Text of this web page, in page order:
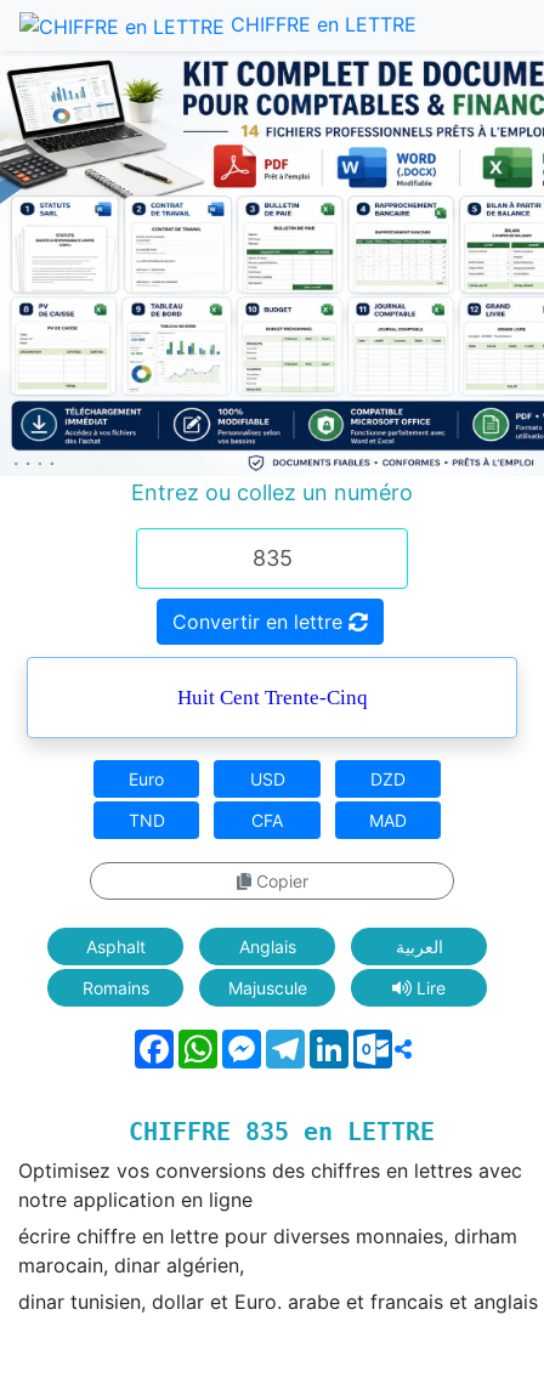
CHIFFRE en LETTRE
Entrez ou collez un numéro
Convertir en lettre
Huit Cent Trente-Cinq
Euro USD
DZD
TND
CFA MAD
Copier
Asphalt Anglais
العربية
Romains
Majuscule Lire
FacebookWhatsAppMessenger
Telegram
LinkedInOutlook.com
CHIFFRE 835 en LETTRE
Optimisez vos conversions des chiffres en lettres avec
notre application en ligne
écrire chiffre en lettre pour diverses monnaies, dirham
marocain, dinar algérien,
dinar tunisien, dollar et Euro. arabe et francais et anglais